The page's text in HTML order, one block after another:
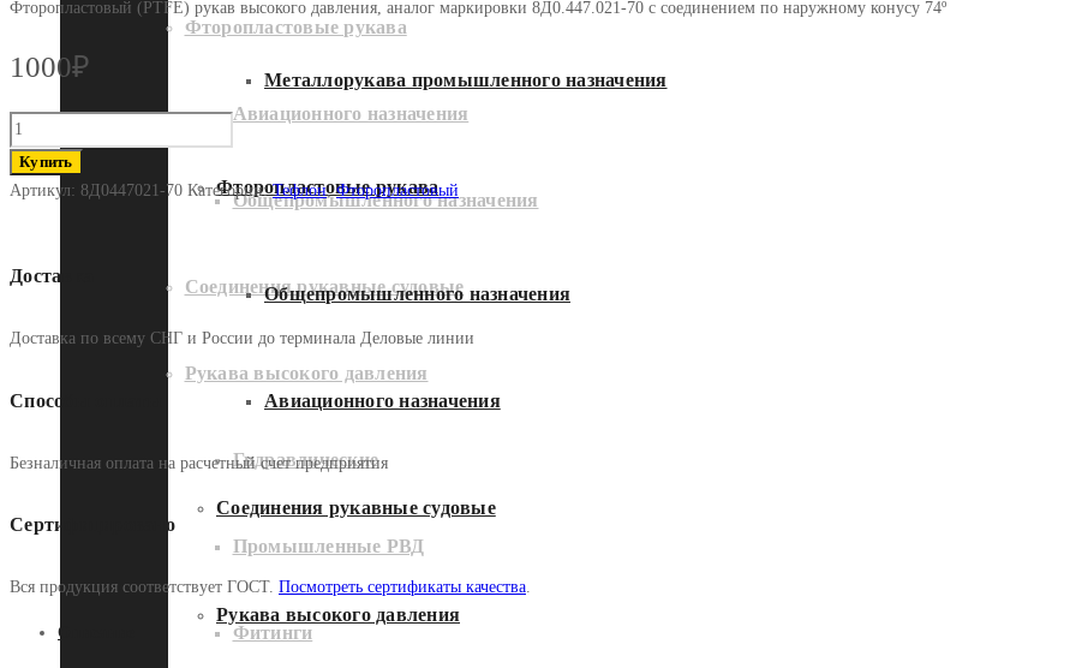
Фторопластовые рукава
Авиационного назначения
Общепромышленного назначения
Соединения рукавные судовые
Рукава высокого давления
Гидравлические
Промышленные РВД
Фитинги
Металлорукава промышленного назначения
Фторопластовые рукава
Общепромышленного назначения
Авиационного назначения
Соединения рукавные судовые
Рукава высокого давления
Фторопластовый (PTFE) рукав высокого давления, аналог маркировки 8Д0.447.021-70 с соединением по наружному конусу 74º
1000₽
Количество
8Д0447021-
70
Купить
Артикул: 8Д0447021-70 Категории:Тефлон,Фторопластовый
Доставка
Доставка по всему СНГ и России до терминала Деловые линии
Способы оплаты
Безналичная оплата на расчетный счет предприятия
Сертифицировано
Вся продукция соответствует ГОСТ. Посмотреть сертификаты качества.
Описание